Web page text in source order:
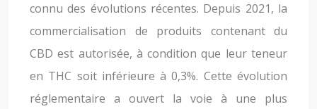
connu des évolutions récentes. Depuis 2021, la
commercialisation de produits contenant du
CBD est autorisée, à condition que leur teneur
en THC soit inférieure à 0,3%. Cette évolution
réglementaire a ouvert la voie à une plus